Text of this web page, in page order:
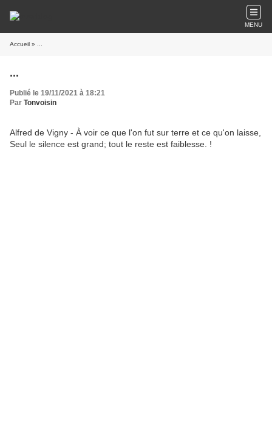
MENU
Accueil » ...
...
Publié le 19/11/2021 à 18:21
Par Tonvoisin
Alfred de Vigny - À voir ce que l'on fut sur terre et ce qu'on laisse,
Seul le silence est grand; tout le reste est faiblesse. !